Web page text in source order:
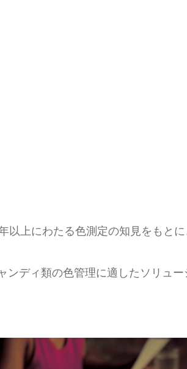
以上にわたる色測定の知見をもと
ディ類の色管理に適したソリュー